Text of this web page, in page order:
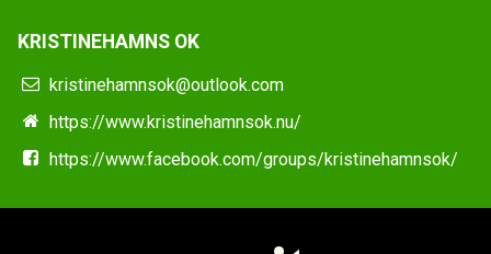
KRISTINEHAMNS OK
kristinehamnsok@outlook.com
https://www.kristinehamnsok.nu/
https://www.facebook.com/groups/kristinehamnsok/